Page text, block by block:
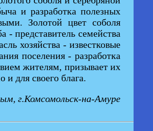
и разработка полезных
Золотой цвет соболя
- представитель семейства
хозяйства - известковые
поселения - разработка
жителям, призывает их
и для своего блага.
г.Комсомольск-на-Амуре